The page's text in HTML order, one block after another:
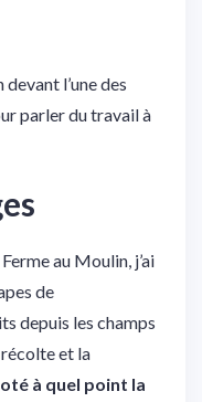
l’une des
parler du travail à
au Moulin, j’ai
de
depuis les champs
récolte et la
à quel point la